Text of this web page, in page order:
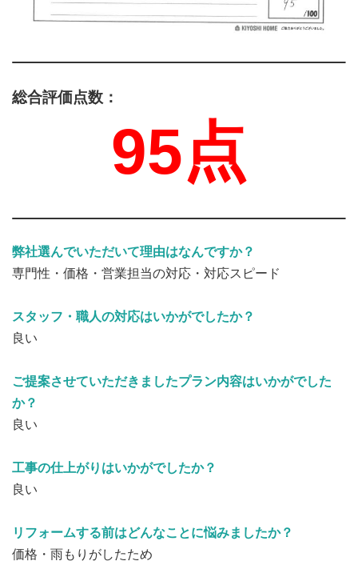
総合評価点数：
95点
弊社選んでいただいて理由はなんですか？
専門性・価格・営業担当の対応・対応スピード
スタッフ・職人の対応はいかがでしたか？
良い
ご提案させていただきましたプラン内容はいかがでした
か？
良い
工事の仕上がりはいかがでしたか？
良い
リフォームする前はどんなことに悩みましたか？
価格・雨もりがしたため